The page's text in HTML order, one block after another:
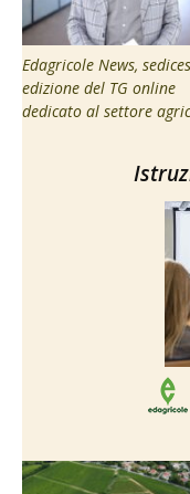
Edagricole News,
edizione del TG online
dedicato al settore